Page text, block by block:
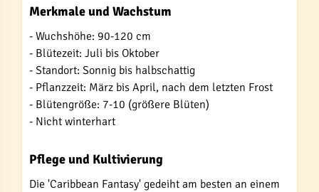
Merkmale und Wachstum
- Wuchshöhe: 90-120 cm
- Blütezeit: Juli bis Oktober
- Standort: Sonnig bis halbschattig
- Pflanzzeit: März bis April, nach dem letzten Frost
- Blütengröße: 7-10 (größere Blüten)
- Nicht winterhart
Pflege und Kultivierung
Die 'Caribbean Fantasy' gedeiht am besten an einem